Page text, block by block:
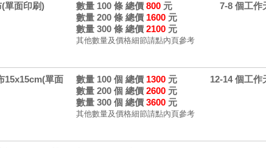
單面印刷)
數量 100 條 總價 800元
數量 200 條 總價 1600元
數量 300 條 總價 2100元
其他數量及價格細節請點內頁參考
7-8 個工作
15x15cm(單面
數量 100 個 總價 1300元
數量 200 個 總價 2600元
數量 300 個 總價 3600元
其他數量及價格細節請點內頁參考
12-14 個工作